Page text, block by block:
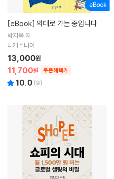
[eBook] 의대로 가는 중입니다
박지욱 저
니케주니어
11,700원 쿠폰혜택가
13,000원
10.0 (9)